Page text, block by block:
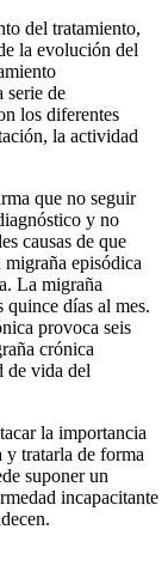
del tratamiento,
la evolución del
serie de
los diferentes
la actividad
que no seguir
y no
causas de que
episódica
La migraña
quince días al mes.
provoca seis
crónica
de vida del
la importancia
y tratarla de forma
suponer un
incapacitante